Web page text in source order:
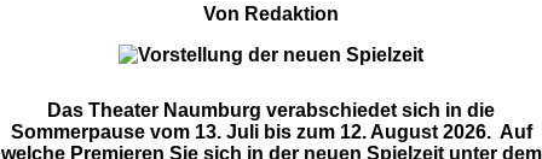
Von Redaktion
Das Theater Naumburg verabschiedet sich in die
Sommerpause vom 13. Juli bis zum 12. August 2026. Auf
welche Premieren Sie sich in der neuen Spielzeit unter dem